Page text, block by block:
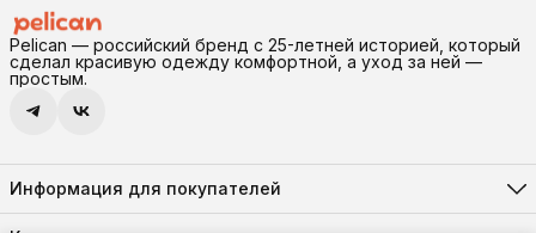
Pelican — российский бренд с 25-летней историей, который
сделал красивую одежду комфортной, а уход за ней —
простым.
Информация для покупателей
Реквизиты